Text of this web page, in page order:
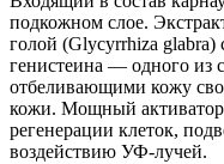
подкожном слое.
голой (Glycyrrhiza
генистеина — одного из
отбеливающими кожу
кожи. Мощный активатор
регенерации клеток,
воздействию УФ-лучей.